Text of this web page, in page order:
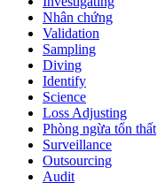
Nhân chứng
Validation
Sampling
Diving
Identify
Science
Loss Adjusting
Phòng ngừa tổn thất
Surveillance
Outsourcing
Audit